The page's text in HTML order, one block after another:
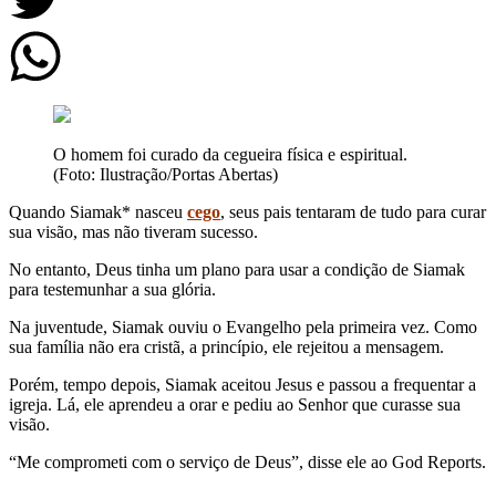
O homem foi curado da cegueira física e espiritual.
(Foto: Ilustração/Portas Abertas)
Quando Siamak* nasceu cego, seus pais tentaram de tudo para curar
sua visão, mas não tiveram sucesso.
No entanto, Deus tinha um plano para usar a condição de Siamak
para testemunhar a sua glória.
Na juventude, Siamak ouviu o Evangelho pela primeira vez. Como
sua família não era cristã, a princípio, ele rejeitou a mensagem.
Porém, tempo depois, Siamak aceitou Jesus e passou a frequentar a
igreja. Lá, ele aprendeu a orar e pediu ao Senhor que curasse sua
visão.
“Me comprometi com o serviço de Deus”, disse ele ao God Reports.